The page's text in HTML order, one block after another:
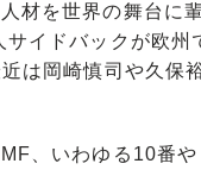
材を世界の舞台に
イドバックが欧州
は岡崎慎司や久保
、いわゆる10番や